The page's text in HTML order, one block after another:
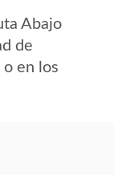
Abajo
de
en los